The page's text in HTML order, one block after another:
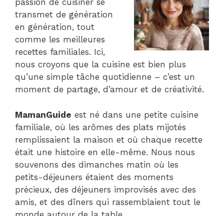
passion de cuisiner se
transmet de génération
en génération, tout
comme les meilleures
recettes familiales. Ici,
nous croyons que la cuisine est bien plus
qu’une simple tâche quotidienne – c’est un
moment de partage, d’amour et de créativité.
MamanGuide est né dans une petite cuisine
familiale, où les arômes des plats mijotés
remplissaient la maison et où chaque recette
était une histoire en elle-même. Nous nous
souvenons des dimanches matin où les
petits-déjeuners étaient des moments
précieux, des déjeuners improvisés avec des
amis, et des dîners qui rassemblaient tout le